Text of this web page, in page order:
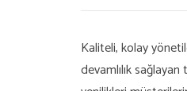
Kaliteli, kolay
devamlılık